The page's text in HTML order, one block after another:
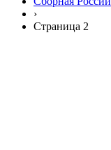
›
Страница 2